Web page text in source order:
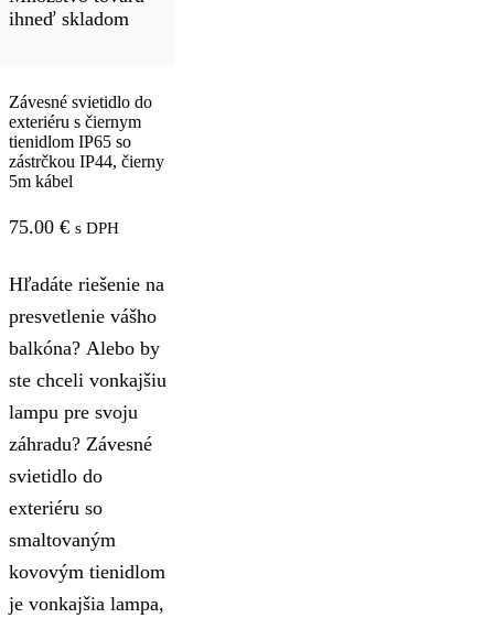
ihneď skladom
Závesné svietidlo do
exteriéru s čiernym
tienidlom IP65 so
zástrčkou IP44, čierny
5m kábel
75.00 € s DPH
Hľadáte riešenie na
presvetlenie vášho
balkóna? Alebo by
ste chceli vonkajšiu
lampu pre svoju
záhradu? Závesné
svietidlo do
exteriéru so
smaltovaným
kovovým tienidlom
je vonkajšia lampa,